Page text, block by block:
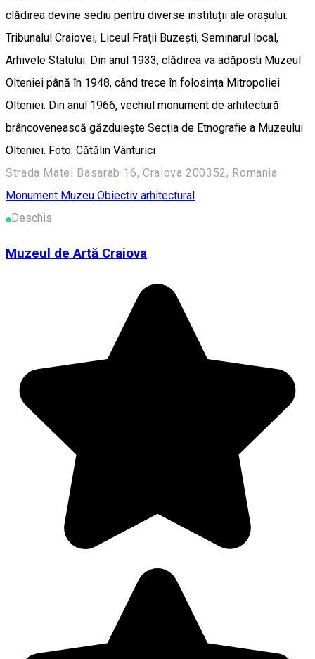
clădirea devine sediu pentru diverse instituții ale orașului:
Tribunalul Craiovei, Liceul Fraţii Buzești, Seminarul local,
Arhivele Statului. Din anul 1933, clădirea va adăposti Muzeul
Olteniei până în 1948, când trece în folosința Mitropoliei
Olteniei. Din anul 1966, vechiul monument de arhitectură
brâncovenească găzduiește Secția de Etnografie a Muzeului
Olteniei. Foto: Cătălin Vânturici
Strada Matei Basarab 16, Craiova 200352, Romania
Monument Muzeu Obiectiv arhitectural
Deschis
Muzeul de Artă Craiova